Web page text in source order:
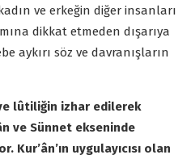
ve erkeğin diğer insanları
dikkat etmeden dışarıya
aykırı söz ve davranışların
lûtiliğin izhar edilerek
ve Sünnet ekseninde
Kur’ân’ın uygulayıcısı olan